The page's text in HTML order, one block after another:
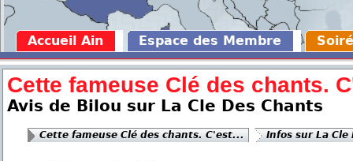
Accueil Ain Espace des Membre
Cette fameuse Clé des chants.
Avis de Bilou sur La Cle Des Chants
Cette fameuse Clé des chants. C'est... Infos sur La Cle